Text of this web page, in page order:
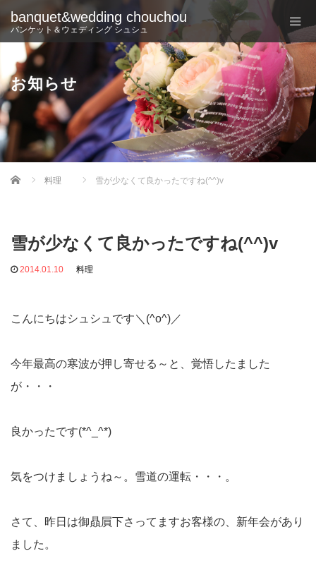
banquet&wedding chouchou
バンケット＆ウェディング シュシュ
お知らせ
Home 料理 雪が少なくて良かったですね(^^)v
雪が少なくて良かったですね(^^)v
2014.01.10 料理
こんにちはシュシュです＼(^o^)／
今年最高の寒波が押し寄せる～と、覚悟したました
が・・・
良かったです(*^_^*)
気をつけましょうね～。雪道の運転・・・。
さて、昨日は御贔屓下さってますお客様の、新年会があり
ました。